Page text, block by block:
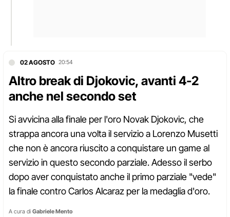
02 AGOSTO 20:54
Altro break di Djokovic, avanti 4-2
anche nel secondo set
Si avvicina alla finale per l'oro Novak Djokovic, che
strappa ancora una volta il servizio a Lorenzo Musetti
che non è ancora riuscito a conquistare un game al
servizio in questo secondo parziale. Adesso il serbo
dopo aver conquistato anche il primo parziale "vede"
la finale contro Carlos Alcaraz per la medaglia d'oro.
A cura di Gabriele Mento